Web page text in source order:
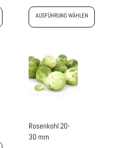
AUSFÜHRUNG WÄHLEN
Rosenkohl 20-
30 mm